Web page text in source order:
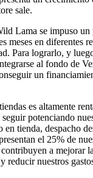
sale.
Lama se impuso
meses en diferentes
Para lograrlo, y
al fondo de
un
es altamente
potenciando
tienda, despacho
el 25% de
a mejorar
reducir nuestros